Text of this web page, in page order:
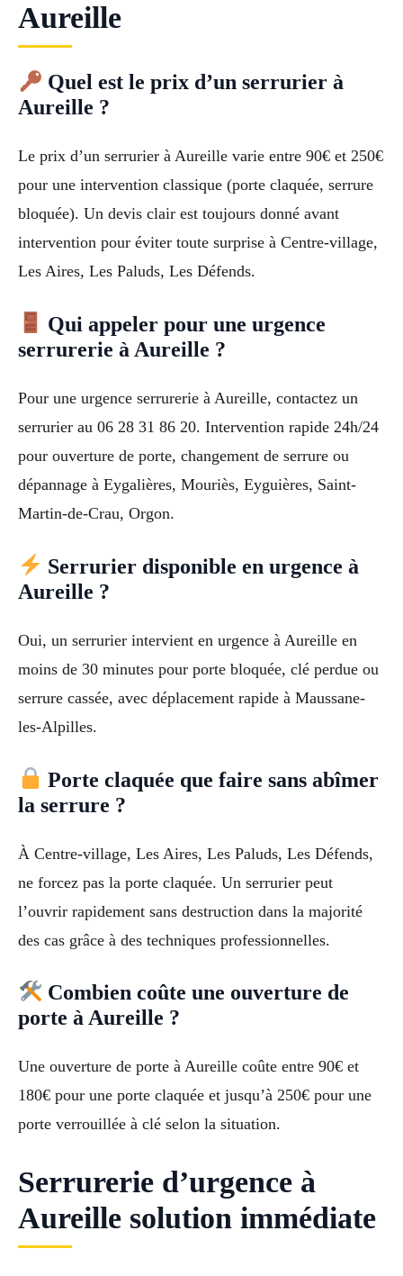
Aureille
Quel est le prix d’un serrurier à
Aureille ?
Le prix d’un serrurier à Aureille varie entre 90€ et 250€
pour une intervention classique (porte claquée, serrure
bloquée). Un devis clair est toujours donné avant
intervention pour éviter toute surprise à Centre-village,
Les Aires, Les Paluds, Les Défends.
Qui appeler pour une urgence
serrurerie à Aureille ?
Pour une urgence serrurerie à Aureille, contactez un
serrurier au 06 28 31 86 20. Intervention rapide 24h/24
pour ouverture de porte, changement de serrure ou
dépannage à Eygalières, Mouriès, Eyguières, Saint-
Martin-de-Crau, Orgon.
Serrurier disponible en urgence à
Aureille ?
Oui, un serrurier intervient en urgence à Aureille en
moins de 30 minutes pour porte bloquée, clé perdue ou
serrure cassée, avec déplacement rapide à Maussane-
les-Alpilles.
Porte claquée que faire sans abîmer
la serrure ?
À Centre-village, Les Aires, Les Paluds, Les Défends,
ne forcez pas la porte claquée. Un serrurier peut
l’ouvrir rapidement sans destruction dans la majorité
des cas grâce à des techniques professionnelles.
Combien coûte une ouverture de
porte à Aureille ?
Une ouverture de porte à Aureille coûte entre 90€ et
180€ pour une porte claquée et jusqu’à 250€ pour une
porte verrouillée à clé selon la situation.
Serrurerie d’urgence à
Aureille solution immédiate